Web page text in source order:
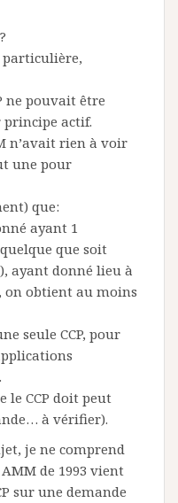
particulière,
ne pouvait être
principe actif.
n’avait rien à voir
une pour
que:
ayant 1
que soit
ayant donné lieu à
obtient au moins
seule CCP, pour
le CCP doit peut
à vérifier).
je ne comprend
de 1993 vient
sur une demande